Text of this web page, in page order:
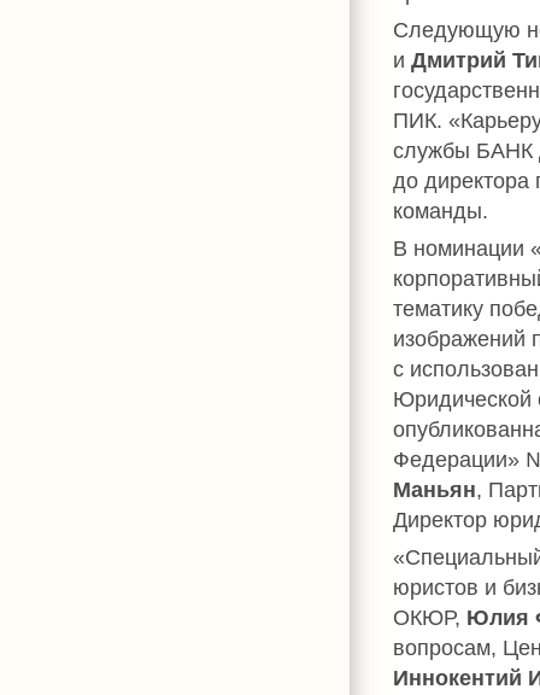
Следующую
и Дмитрий
ПИК.
службы БАНК
до директора
команды.
В номинации
тематику
изображений
с
Юридической
Федерации»
Маньян,
Директор
юристов и
ОКЮР, Юлия
вопросам,
Иннокентий